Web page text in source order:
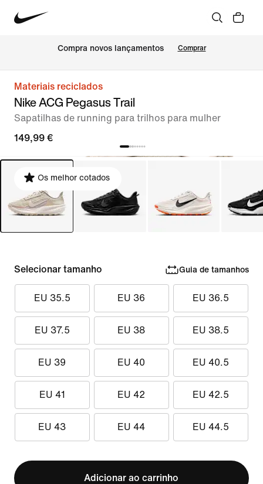
Compra novos lançamentos Comprar
Materiais reciclados
Nike ACG Pegasus Trail
Sapatilhas de running para trilhos para mulher
149,99 €
Os melhor cotados
Selecionar tamanho Guia de tamanhos
EU 35.5 EU 36 EU 36.5
EU 37.5 EU 38 EU 38.5
EU 39 EU 40 EU 40.5
EU 41 EU 42 EU 42.5
EU 43 EU 44 EU 44.5
Adicionar ao carrinho